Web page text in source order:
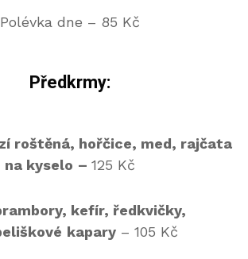
Polévka dne – 85 Kč
Předkrmy:
roštěná, hořčice, med, rajčata
na kyselo – 125 Kč
kefír, ředkvičky,
kapary– 105 Kč